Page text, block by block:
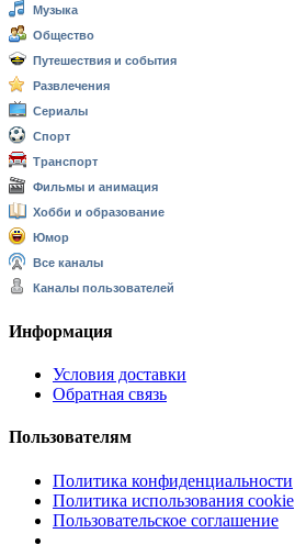
Музыка
Общество
Путешествия и события
Развлечения
Сериалы
Спорт
Транспорт
Фильмы и анимация
Хобби и образование
Юмор
Все каналы
Каналы пользователей
Информация
Условия доставки
Обратная связь
Пользователям
Политика конфиденциальности
Политика использования cookie
Пользовательское соглашение